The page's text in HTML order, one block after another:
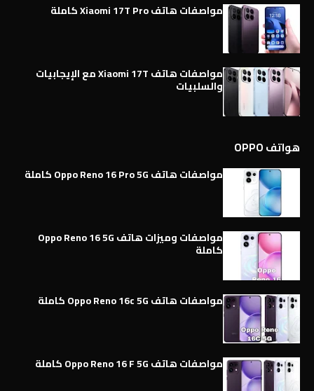
مواصفات هاتف Xiaomi 17T Pro كاملة
مواصفات هاتف Xiaomi 17T مع الإيجابيات
والسلبيات
هواتف OPPO
مواصفات هاتف Oppo Reno 16 Pro 5G كاملة
مواصفات وميزات هاتف Oppo Reno 16 5G
كاملة
مواصفات هاتف Oppo Reno 16c 5G كاملة
مواصفات هاتف Oppo Reno 16 F 5G كاملة